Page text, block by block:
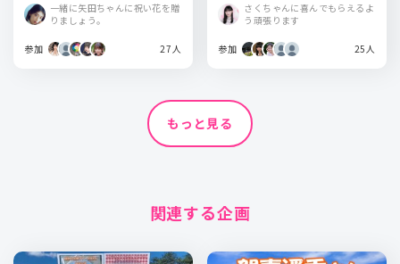
一緒に矢田ちゃんに祝い花を贈
りましょう。
参加 27人
さくちゃんに喜んでもらえるよ
う頑張ります
参加 25人
もっと見る
関連する企画